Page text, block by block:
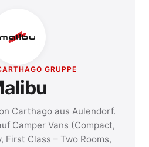
GRUPPE
Carthago aus Aulendorf.
Camper Vans (Compact,
First Class – Two Rooms,